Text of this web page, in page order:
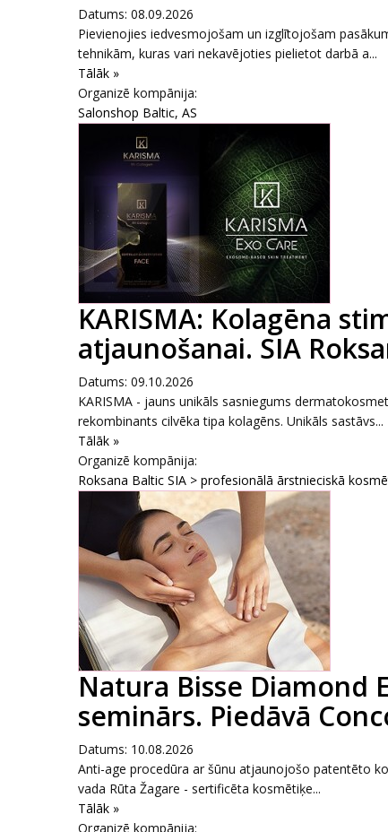
Datums: 08.09.2026
Pievienojies iedvesmojošam un izglītojošam
tehnikām, kuras vari nekavējoties pielietot darbā a...
Tālāk »
Organizē kompānija:
Salonshop Baltic, AS
KARISMA: Kolagēna
atjaunošanai. SIA
Datums: 09.10.2026
KARISMA - jauns unikāls sasniegums
rekombinants cilvēka tipa kolagēns. Unikāls sastāvs...
Tālāk »
Organizē kompānija:
Roksana Baltic SIA > profesionālā ārstnieciskā
Natura Bisse Diamond
seminārs. Piedāvā
Datums: 10.08.2026
Anti-age procedūra ar šūnu atjaunojošo patentēto
vada Rūta Žagare - sertificēta kosmētiķe...
Tālāk »
Organizē kompānija: